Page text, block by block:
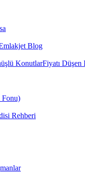
Blog
KonutlarFiyatı Düşen
Fonu)
Rehberi